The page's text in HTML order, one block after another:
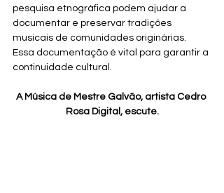
pesquisa etnográfica podem ajudar a
documentar e preservar tradições
musicais de comunidades originárias.
Essa documentação é vital para garantir a
continuidade cultural.
A Música de Mestre Galvão, artista Cedro
Rosa Digital, escute.